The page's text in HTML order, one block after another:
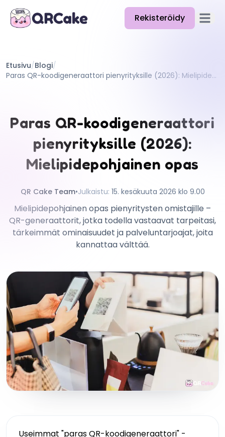
Rekisteröidy Avaa
Hinnat
Dokumentaatio
Ohje
API
Etusivu/Blogi/
Paras QR-koodigeneraattori pienyrityksille (2026): Mielipidepohjainen opas
Paras QR-koodigeneraattori
pienyrityksille (2026):
Mielipidepohjainen opas
QR Cake Team•Julkaistu: 15. kesäkuuta 2026 klo 9.00
Mielipidepohjainen opas pienyritysten omistajille –
QR-generaattorit, jotka todella vastaavat tarpeitasi,
tärkeimmät ominaisuudet ja palveluntarjoajat, joita
kannattaa välttää.
Useimmat "paras QR-koodigeneraattori" -